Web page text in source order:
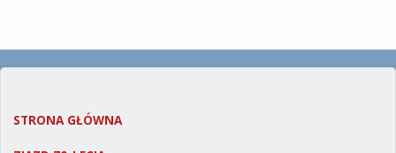
STRONA GŁÓWNA